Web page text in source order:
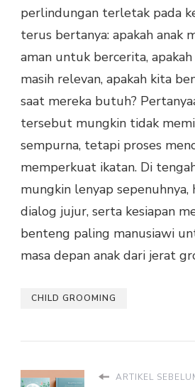
perlindungan terletak pada
terus bertanya: apakah anak
aman untuk bercerita,
masih relevan, apakah kita
saat mereka butuh?
tersebut mungkin tidak
sempurna, tetapi proses
memperkuat ikatan. Di
mungkin lenyap sepenuhnya,
dialog jujur, serta kesiapan
benteng paling manusiawi
masa depan anak dari jerat
CHILD GROOMING
ARTIKEL